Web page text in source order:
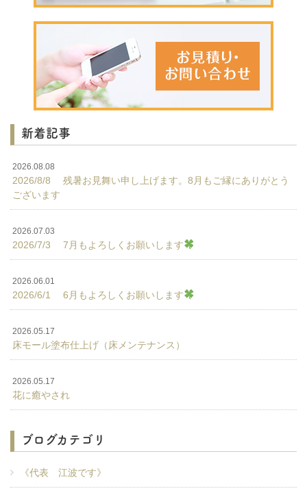
新着記事
2026.08.08
2026/8/8 残暑お見舞い申し上げます。8月もご縁にありがとう
ございます
2026.07.03
2026/7/3 7月もよろしくお願いします
2026.06.01
2026/6/1 6月もよろしくお願いします
2026.05.17
床モール塗布仕上げ（床メンテナンス）
2026.05.17
花に癒やされ
ブログカテゴリ
《代表 江波です》